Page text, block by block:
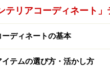
テリアコーディネート
ディネートの基本
テムの選び方・活かし方